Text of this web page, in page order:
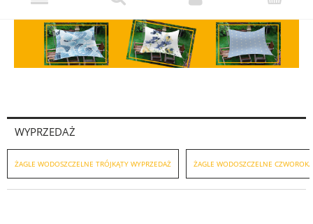
WYPRZEDAŻ
ŻAGLE WODOSZCZELNE TRÓJKĄTY WYPRZEDAŻ ŻAGLE WODOSZCZELNE